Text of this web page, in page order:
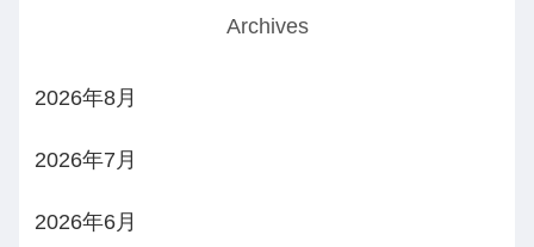
Archives
2026年8月
2026年7月
2026年6月